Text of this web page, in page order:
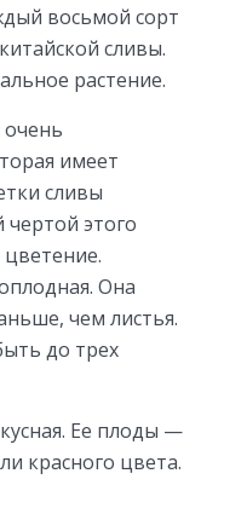
восьмой сорт
сливы.
растение.
имеет
сливы
чертой этого
цветение.
Она
чем листья.
до трех
Ее плоды —
красного цвета.